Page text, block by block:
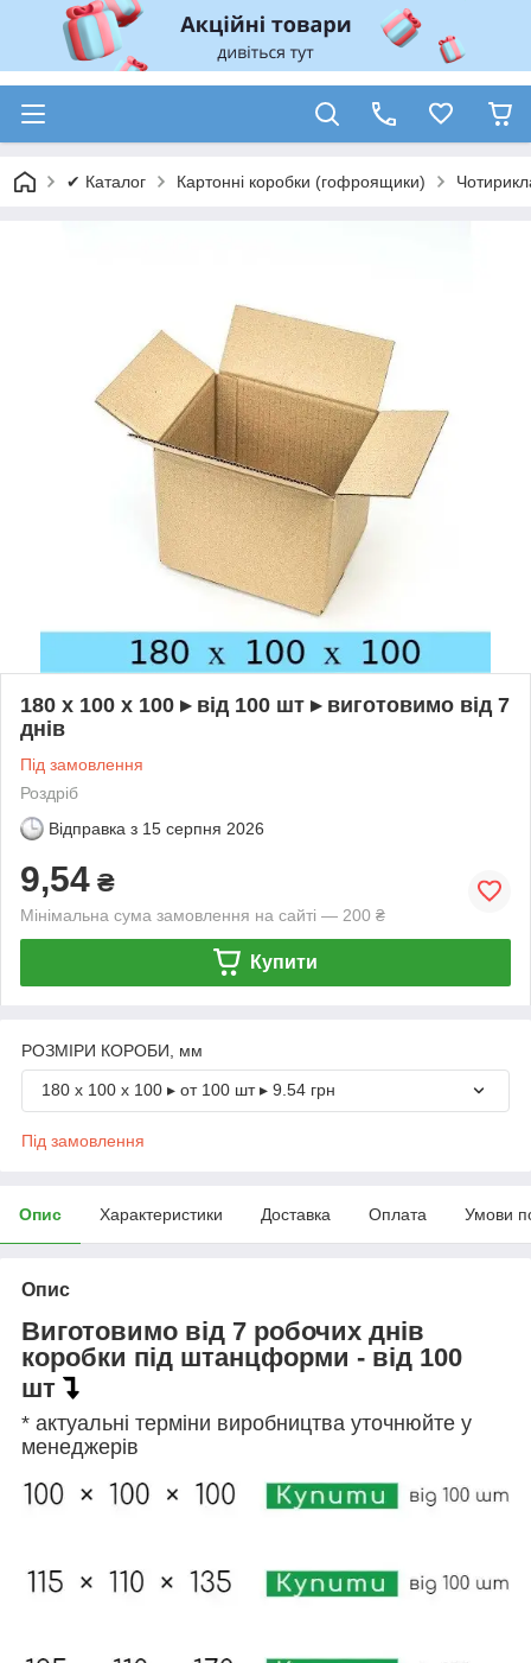
✔ Каталог Картонні коробки (гофроящики)
180 х 100 х 100 ▸ від 100 шт ▸ виготовимо від 7
днів
Під замовлення
Роздріб
Відправка з 15 серпня 2026
9,54 ₴
Мінімальна сума замовлення на сайті — 200 ₴
Купити
РОЗМІРИ КОРОБИ, мм
180 х 100 х 100 ▸ от 100 шт ▸ 9.54 грн
Під замовлення
Опис Характеристики Доставка Оплата Умови
Опис
Виготовимо від 7 робочих днів
коробки під штанцформи - від 100
шт
* актуальні терміни виробництва уточнюйте у
менеджерів